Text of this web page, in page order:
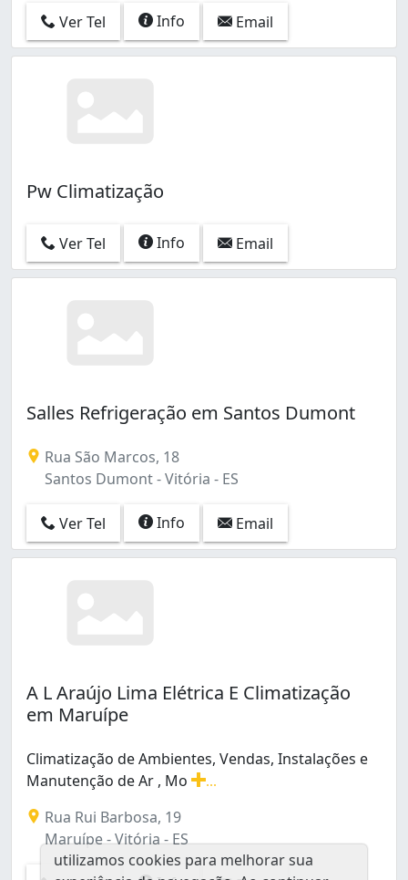
Ver Tel Info Email
Pw Climatização
Ver Tel Info Email
Salles Refrigeração em Santos Dumont
Rua São Marcos, 18
Santos Dumont - Vitória - ES
Ver Tel Info Email
A L Araújo Lima Elétrica E Climatização
em Maruípe
Climatização de Ambientes, Vendas, Instalações e
Manutenção de Ar , Mo
Rua Rui Barbosa, 19
Maruípe - Vitória - ES
utilizamos cookies para melhorar sua